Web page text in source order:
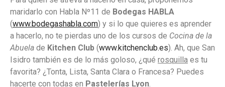
maridarlo con Habla Nº11 de Bodegas HABLA
(www.bodegashabla.com) y si lo que quieres es aprender
a hacerlo, no te pierdas uno de los cursos de Cocina de la
Abuela de Kitchen Club (www.kitchenclub.es). Ah, que San
Isidro también es de lo más goloso, ¿qué rosquilla es tu
favorita? ¿Tonta, Lista, Santa Clara o Francesa? Puedes
hacerte con todas en Pastelerías Lyon.